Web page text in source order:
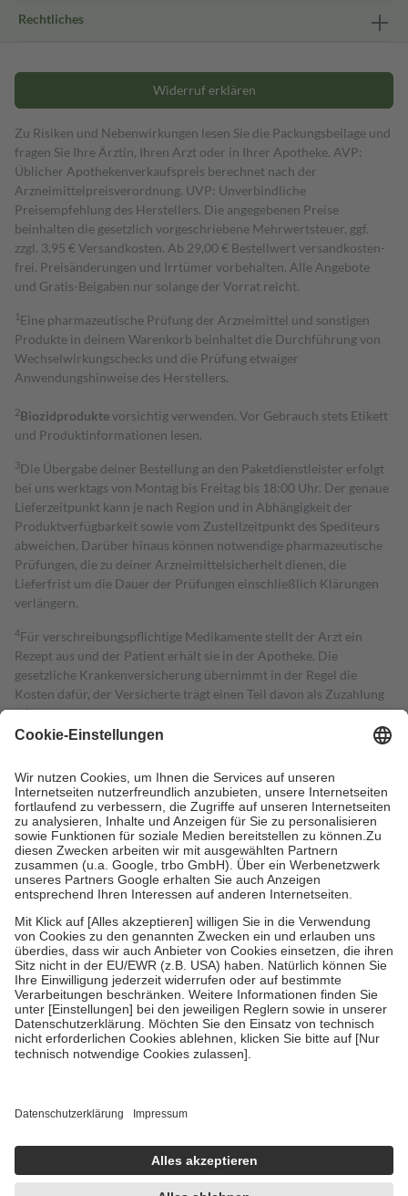
Rechtliches
Widerruf erklären
Zu Risiken und Nebenwirkungen lesen Sie die Packungsbeilage und
fragen Sie Ihre Ärztin, Ihren Arzt oder in Ihrer Apotheke. AVP:
Üblicher Apothekenverkaufspreis berechnet nach der
Arzneimittelpreisverordnung. UVP: Unverbindliche
Preisempfehlung des Herstellers. Die angegebenen Preise
beinhalten die gesetzlich vorgeschriebene Mehrwertsteuer, ggf.
zzgl. 3,95 € Versandkosten. Ab 29,00 € Bestell­wert versand­kosten­
frei. Preisänderungen und Irrtümer vorbehalten. Alle Angebote
und Gratis-Beigaben nur solange der Vorrat reicht.
1 Eine pharmazeutische Prüfung der Arzneimittel und sonstigen
Produkte in deinem Warenkorb beinhaltet die Durchführung von
Wechselwirkungschecks und die Prüfung etwaiger
Anwendungshinweise des Herstellers.
2Biozidproduktevorsichtig verwenden. Vor Gebrauch stets Etikett
und Produktinformationen lesen.
3Die Übergabe deiner Bestellung an den Paketdienstleister erfolgt
bei uns werktags von Montag bis Freitag bis 18:00 Uhr. Der genaue
Lieferzeitpunkt kann je nach Region und in Abhängigkeit der
Produktverfügbarkeit sowie vom Zustellzeitpunkt des Spediteurs
abweichen. Darüber hinaus können notwendige pharmazeutische
Prüfungen, die zu deiner Arzneimittelsicherheit dienen, die
Lieferfrist um die Dauer der Prüfungen einschließlich Klärungen
verlängern.
4Für verschreibungspflichtige Medikamente stellt der Arzt ein
Rezept aus und der Patient erhält sie in der Apotheke. Die
gesetzliche Krankenversicherung übernimmt in der Regel die
Kosten dafür, der Versicherte trägt einen Teil davon als Zuzahlung
mit.
Grundsätzlich leisten Mitglieder Zuzahlungen in Höhe von zehn
höchstens zehn Euro.
Es sind jedoch nie mehr als die tatsächlichen
Kosten der Leistung zu entrichten.
Diese Regeln gelten grundsätzlich auch für Online-Apotheken.
Bei Heilmitteln und häuslicher Krankenpflege beträgt die
Zuzahlung zehn Prozent der Kosten sowie zehn Euro je
Verordnung.
Um das Engagement der Versicherten für ihre eigene Gesundheit zu
stärken und die besondere Stellung der Familie zu unterstützen,
fallenkeine Zuzahlungenan bei:
• Kindern und Jugendlichen bis zum vollendeten 18. Lebensjahr
mit Ausnahme der Fahrkosten
• Untersuchungen zur Vorsorge und Früherkennung, die von der
GKV getragen werden
• empfohlenen Schutzimpfungen
• Harn- und Blutteststreifen
getroffen, um sicherzustellen, dass es sich um echte Bewertungen
https://help.etrusted.com/hc/de/articles/4419944605341
Einige Bilder und Inhalte wurden unter Zuhilfenahme künstlicher